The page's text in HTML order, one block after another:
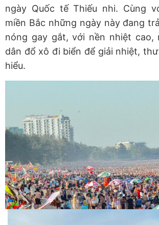
ngày Quốc tế Thiếu nhi. Cùng
miền Bắc những ngày này đang
nóng gay gắt, với nền nhiệt cao,
dân đổ xô đi biển để giải nhiệt,
hiểu.